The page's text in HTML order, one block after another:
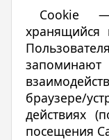
Cookie
хранящийся
браузере/
действиях
посещения